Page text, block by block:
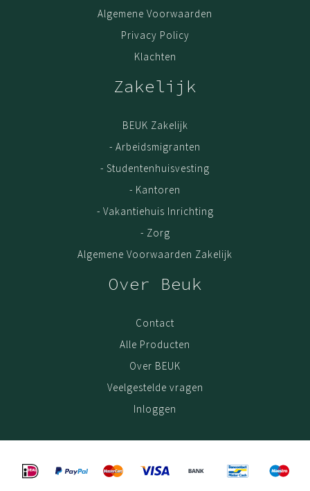
Algemene Voorwaarden
Privacy Policy
Klachten
Zakelijk
BEUK Zakelijk
- Arbeidsmigranten
- Studentenhuisvesting
- Kantoren
- Vakantiehuis Inrichting
- Zorg
Algemene Voorwaarden Zakelijk
Over Beuk
Contact
Alle Producten
Over BEUK
Veelgestelde vragen
Inloggen